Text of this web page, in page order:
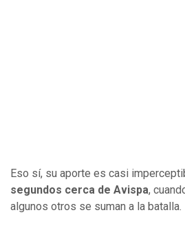
Eso sí, su aporte es casi
segundos cerca de Avispa,
algunos otros se suman a la batalla.